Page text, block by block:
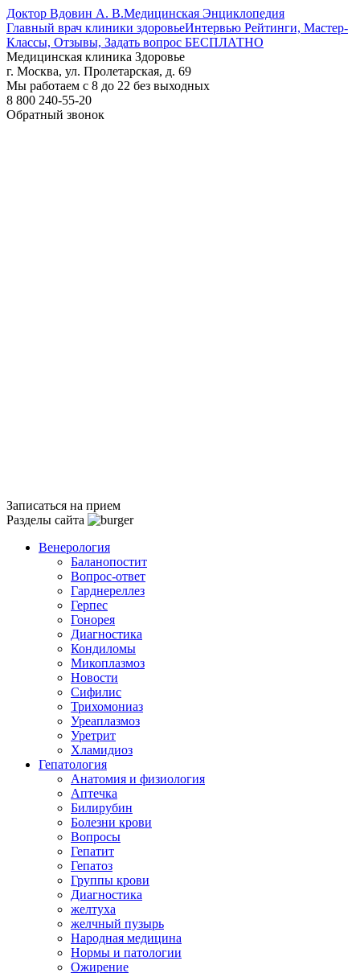
Доктор Вдовин А. В.Медицинская Энциклопедия
Главный врач клиники здоровьеИнтервью Рейтинги, Мастер-
Классы, Отзывы, Задать вопрос БЕСПЛАТНО
Медицинская клиника Здоровье
г. Москва, ул. Пролетарская, д. 69
Мы работаем с 8 до 22 без выходных
8 800 240-55-20
Обратный звонок
Записаться на прием
Разделы сайта
Венерология
Баланопостит
Вопрос-ответ
Гарднереллез
Герпес
Гонорея
Диагностика
Кондиломы
Микоплазмоз
Новости
Сифилис
Трихомониаз
Уреаплазмоз
Уретрит
Хламидиоз
Гепатология
Анатомия и физиология
Аптечка
Билирубин
Болезни крови
Вопросы
Гепатит
Гепатоз
Группы крови
Диагностика
желтуха
желчный пузырь
Народная медицина
Нормы и патологии
Ожирение